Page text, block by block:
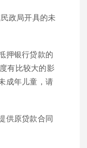
政局开具的未
押银行贷款的
有比较大的影
成年儿童，请
供原贷款合同